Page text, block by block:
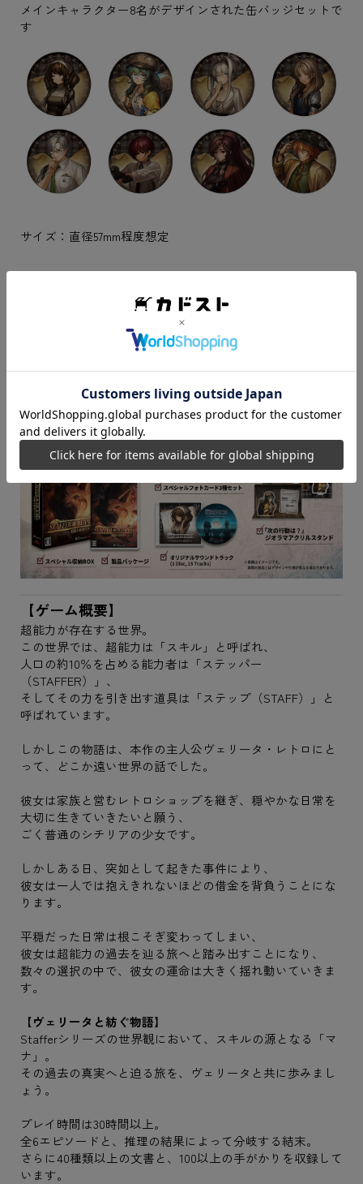
メインキャラクター8名がデザインされた缶バッジセットで
す
サイズ：直径57mm程度想定
●スペシャル収納BOX
●スペシャルフォトカード3種セット（ヴェリータ、ヴェー
●オリジナルサウンドトラック（1 Disc, 15 Tracks）
【ゲーム概要】
超能力が存在する世界。
この世界では、超能力は「スキル」と呼ばれ、
人口の約10％を占める能力者は「ステッパー
（STAFFER）」、
そしてその力を引き出す道具は「ステップ（STAFF）」と
呼ばれています。
しかしこの物語は、本作の主人公ヴェリータ・レトロにと
って、どこか遠い世界の話でした。
彼女は家族と営むレトロショップを継ぎ、穏やかな日常を
大切に生きていきたいと願う、
ごく普通のシチリアの少女です。
しかしある日、突如として起きた事件により、
彼女は一人では抱えきれないほどの借金を背負うことにな
ります。
平穏だった日常は根こそぎ変わってしまい、
彼女は超能力の過去を辿る旅へと踏み出すことになり、
数々の選択の中で、彼女の運命は大きく揺れ動いていきま
す。
【ヴェリータと紡ぐ物語】
Stafferシリーズの世界観において、スキルの源となる「マ
ナ」。
その過去の真実へと迫る旅を、ヴェリータと共に歩みまし
ょう。
プレイ時間は30時間以上。
全6エピソードと、推理の結果によって分岐する結末。
さらに40種類以上の文書と、100以上の手がかりを収録して
います。